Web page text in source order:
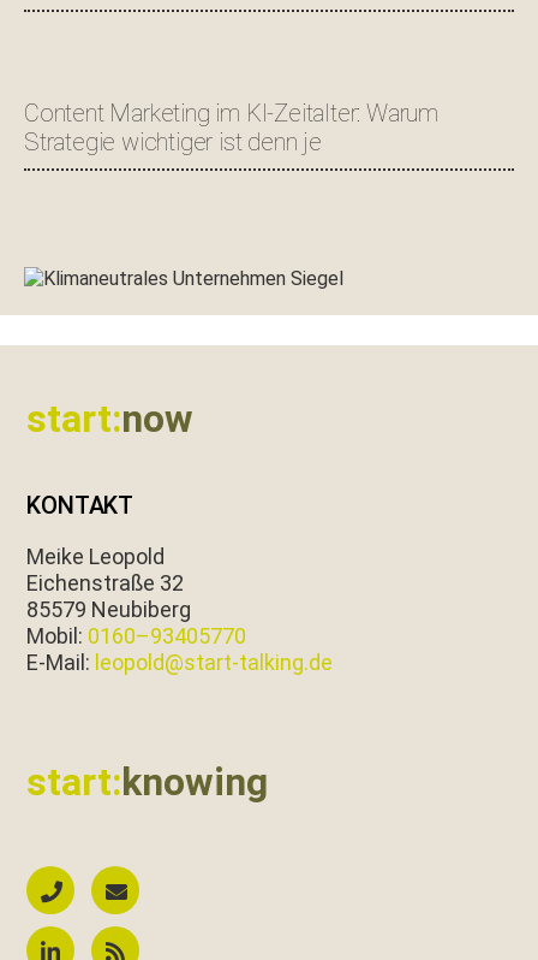
Content Marketing im KI-Zeitalter: Warum
Strategie wichtiger ist denn je
start:now
KONTAKT
Meike Leopold
Eichen­straße 32
85579 Neubiberg
Mobil: 0160–93405770
E‑Mail: leopold@start-talking.de
start:knowing